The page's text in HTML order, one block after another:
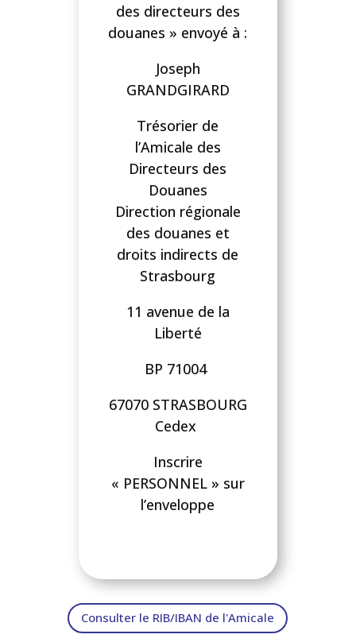
des directeurs des
douanes » envoyé à :
Joseph
GRANDGIRARD
Trésorier de
l’Amicale des
Directeurs des
Douanes
Direction régionale
des douanes et
droits indirects de
Strasbourg
11 avenue de la
Liberté
BP 71004
67070 STRASBOURG
Cedex
Inscrire
« PERSONNEL » sur
l’enveloppe
Consulter le RIB/IBAN de l'Amicale